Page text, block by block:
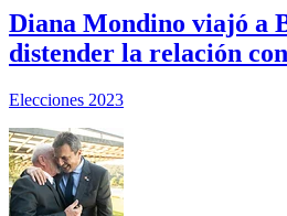
Diana Mondino viajó a
distender la relación
Elecciones 2023